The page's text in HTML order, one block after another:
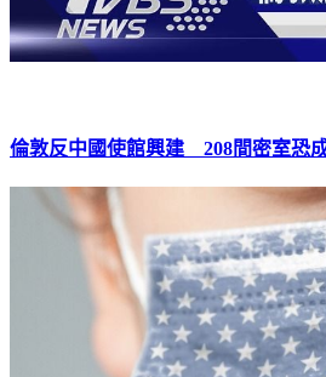
倫敦反中國使館興建 208間密室恐成